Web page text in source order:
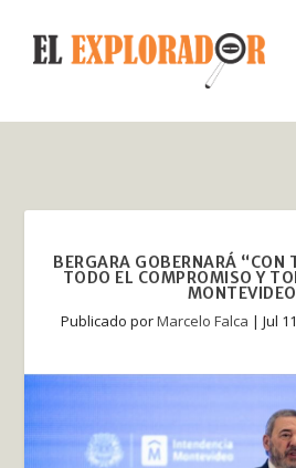
BERGARA GOBERNARÁ “CON
TODO EL COMPROMISO Y
Publicado porMarcelo Falca | Jul